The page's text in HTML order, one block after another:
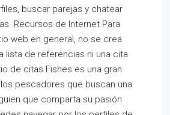
buscar parejas y chatear
Recursos de Internet Para
web en general, no se crea
lista de referencias ni una cita
de citas Fishes es una gran
pescadores que buscan una
que comparta su pasión